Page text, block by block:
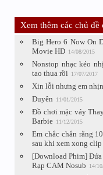
Xem thêm các chủ đề
Big Hero 6 Now On
Movie HD 14/08/2015
Nonstop nhạc kéo
tao thua rồi
17/07/2017
Xin lỗi nhưng em
Duyên 11/01/2015
Đồ chơi mặc váy
Barbie 11/12/2015
Em chắc chắn rằng
sau khi xem xong clip
[Download Phim]
Rạp CAM Nosub
14/